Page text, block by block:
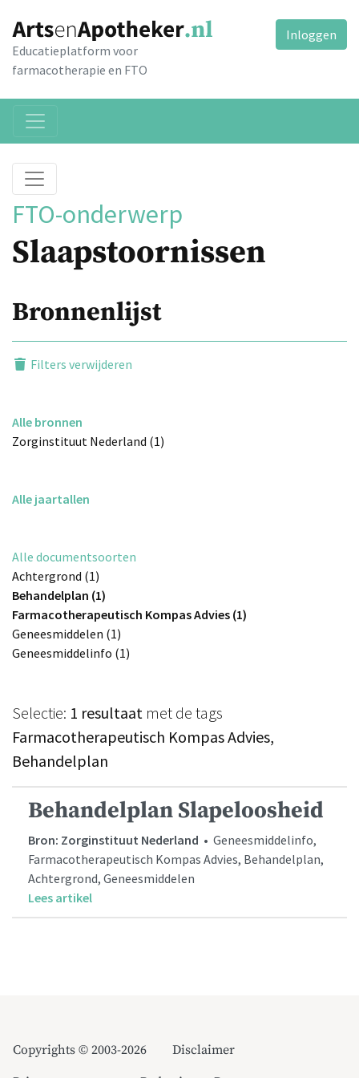
Educatieplatform voor
farmacotherapie en FTO
Inloggen
FTO-onderwerp
Slaapstoornissen
Bronnenlijst
Filters verwijderen
Alle bronnen
Zorginstituut Nederland (1)
Alle jaartallen
Alle documentsoorten
Achtergrond (1)
Behandelplan (1)
Farmacotherapeutisch Kompas Advies (1)
Geneesmiddelen (1)
Geneesmiddelinfo (1)
Selectie: 1 resultaat met de tags
Farmacotherapeutisch Kompas Advies,
Behandelplan
Behandelplan Slapeloosheid
Bron: Zorginstituut Nederland • Geneesmiddelinfo,
Farmacotherapeutisch Kompas Advies, Behandelplan,
Achtergrond, Geneesmiddelen
Lees artikel
Copyrights © 2003-2026
Disclaimer